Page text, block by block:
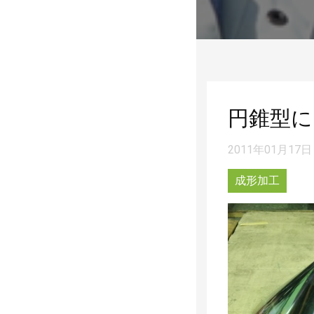
円錐型
2011年01月17日
成形加工